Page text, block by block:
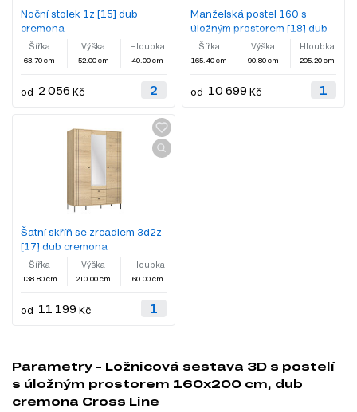
Noční stolek 1z [15] dub
cremona
Šířka
63.70 cm
Výška
52.00 cm
Hloubka
40.00 cm
od 2 056 Kč
Manželská postel 160 s
úložným prostorem [18] dub
cremona
Šířka
165.40 cm
Výška
90.80 cm
Hloubka
205.20 cm
od 10 699 Kč
Šatní skříň se zrcadlem 3d2z
[17] dub cremona
Šířka
138.80 cm
Výška
210.00 cm
Hloubka
60.00 cm
od 11 199 Kč
Parametry - Ložnicová sestava 3D s postelí
s úložným prostorem 160x200 cm, dub
cremona Cross Line